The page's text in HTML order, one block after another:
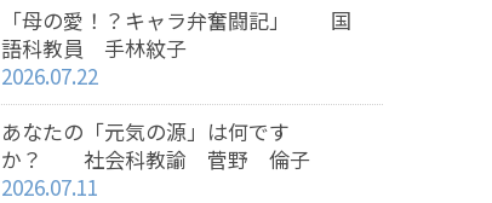
「母の愛！？キャラ弁奮闘記」 国
語科教員 手林紋子
2026.07.22
あなたの「元気の源」は何です
か？ 社会科教諭 菅野 倫子
2026.07.11